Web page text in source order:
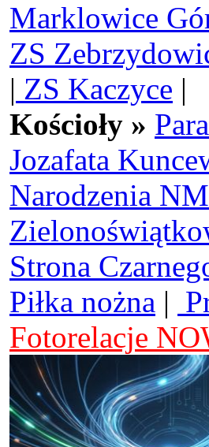
Marklowice
ZS
| ZS Kaczyce |
Kościoły »
Jozafata
Narodzenia
Strona
Piłka nożna |
Fotorelacje